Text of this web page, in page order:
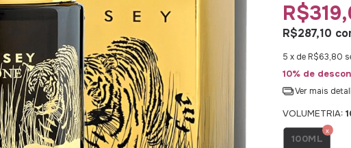
R$287,10
5 x de R$63,80
10% de
Ver mais
VOLUMETRIA:
100ML